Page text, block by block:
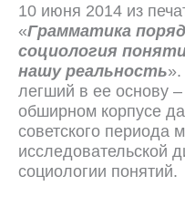
10 июня 2014 из
«Грамматика
социология
нашу реальность
легший в ее основу
обширном корпусе
советского периода
исследовательской
социологии понятий.